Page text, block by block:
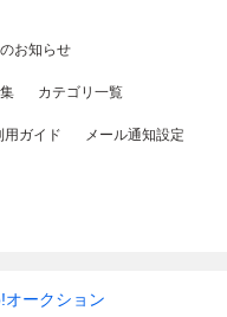
お知らせ
カテゴリ一覧
用ガイド メール通知設定
オークション